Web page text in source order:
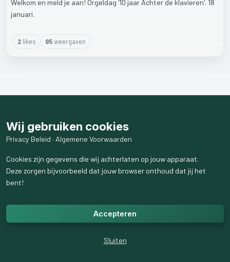
Welkom en meld je aan! Orgeldag '10 jaar Achter de klavieren'. 18
januari.
2likes 95weergaven
Wij gebruiken cookies
Privacy Beleid · Algemene Voorwaarden
Cookies zijn gegevens die wij achterlaten op jouw apparaat.
Deze zorgen bijvoorbeeld dat jouw browser onthoud dat jij het
bent!
Accepteren
Sluiten